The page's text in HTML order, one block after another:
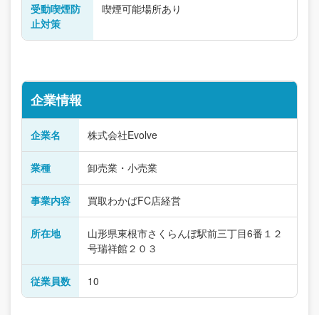
受動喫煙防
止対策
喫煙可能場所あり
企業情報
企業名 株式会社Evolve
業種 卸売業・小売業
事業内容 買取わかばFC店経営
所在地
山形県東根市さくらんぼ駅前三丁目6番１２
号瑞祥館２０３
従業員数 10